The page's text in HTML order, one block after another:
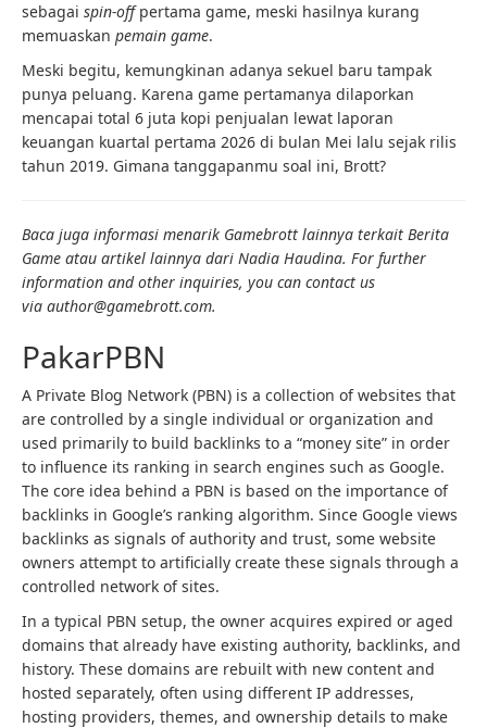
sebagai spin-offpertama game, meski hasilnya kurang
memuaskan pemain game.
Meski begitu, kemungkinan adanya sekuel baru tampak
punya peluang. Karena game pertamanya dilaporkan
mencapai total 6 juta kopi penjualan lewat laporan
keuangan kuartal pertama 2026 di bulan Mei lalu sejak rilis
tahun 2019. Gimana tanggapanmu soal ini, Brott?
Baca juga informasi menarik Gamebrott lainnya terkait Berita
Game atau artikel lainnya dari Nadia Haudina. For further
information and other inquiries, you can contact us
via author@gamebrott.com.
PakarPBN
A Private Blog Network (PBN) is a collection of websites that
are controlled by a single individual or organization and
used primarily to build backlinks to a “money site” in order
to influence its ranking in search engines such as Google.
The core idea behind a PBN is based on the importance of
backlinks in Google’s ranking algorithm. Since Google views
backlinks as signals of authority and trust, some website
owners attempt to artificially create these signals through a
controlled network of sites.
In a typical PBN setup, the owner acquires expired or aged
domains that already have existing authority, backlinks, and
history. These domains are rebuilt with new content and
hosted separately, often using different IP addresses,
hosting providers, themes, and ownership details to make